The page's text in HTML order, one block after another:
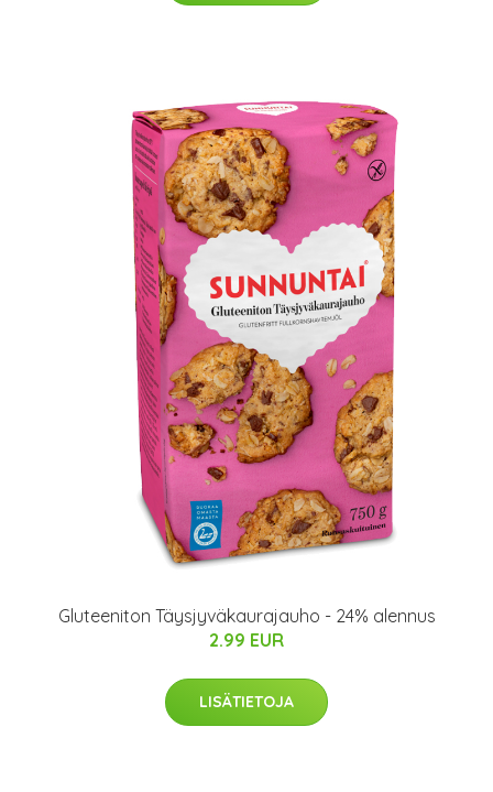
Gluteeniton Täysjyväkaurajauho - 24% alennus
2.99 EUR
LISÄTIETOJA